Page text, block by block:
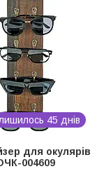
45 днів
для окулярів
004609